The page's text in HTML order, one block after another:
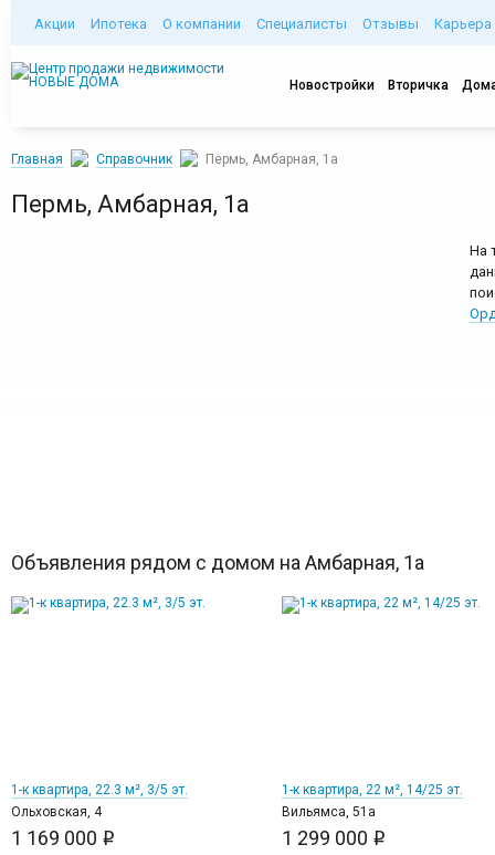
Акции Ипотека О компании Специалисты Отзывы Карьера
Новостройки Вторичка
Главная Справочник Пермь, Амбарная, 1а
Пермь, Амбарная, 1а
На
Объявления рядом с домом на Амбарная, 1а
1-к квартира, 22.3 м², 3/5 эт.
Ольховская, 4
1 169 000 i
1-к квартира, 22 м², 14/25 эт.
Вильямса, 51а
1 299 000 i